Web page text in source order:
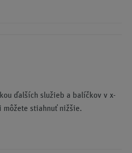
ďalších služieb a balíčkov v x-
stiahnuť nižšie.